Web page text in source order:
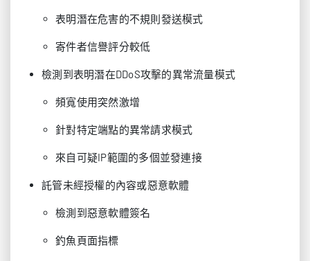
表明潛在危害的不規則發送模式
寄件者信譽評分較低
檢測到表明潛在DDoS攻擊的異常流量模式
頻寬使用突然激增
針對特定端點的異常請求模式
來自可疑IP範圍的多個並發連接
託管未經授權的內容或惡意軟體
檢測到惡意軟體簽名
釣魚頁面指標